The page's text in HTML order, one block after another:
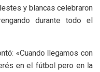
y blancas celebraron
durante todo el
«Cuando llegamos con
en el fútbol pero en la